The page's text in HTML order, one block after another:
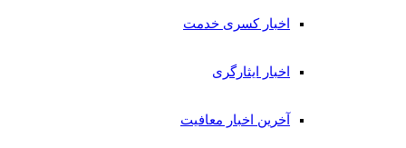
اخبار کسری خدمت
اخبار ایثارگری
آخرین اخبار معافیت